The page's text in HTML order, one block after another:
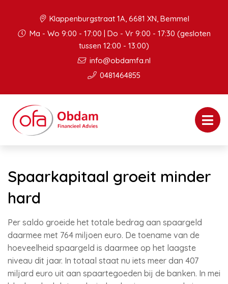
Klappenburgstraat 1A, 6681 XN, Bemmel
Ma - Wo 9:00 - 17:00 | Do - Vr 9:00 - 17:30 (gesloten
tussen 12:00 - 13:00)
info@obdamfa.nl
0481464855
Spaarkapitaal groeit minder
hard
Per saldo groeide het totale bedrag aan spaargeld
daarmee met 764 miljoen euro. De toename van de
hoeveelheid spaargeld is daarmee op het laagste
niveau dit jaar. In totaal staat nu iets meer dan 407
miljard euro uit aan spaartegoeden bij de banken. In mei